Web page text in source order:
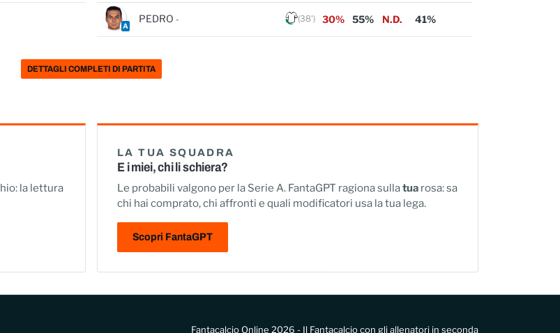
A
PEDRO - (38') 30% 55% N.D. 41%
DETTAGLI COMPLETI DI PARTITA
la lettura
LA TUA SQUADRA
E i miei, chi li schiera?
Le probabili valgono per la Serie A. FantaGPT ragiona sullatua rosa: sa
chi hai comprato, chi affronti e quali modificatori usa la tua lega.
Scopri FantaGPT
Fantacalcio Online 2026 - Il Fantacalcio con gli allenatori in seconda